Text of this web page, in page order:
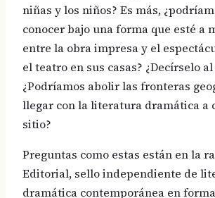
niñas y los niños? Es más,
conocer bajo una forma que esté a
entre la obra impresa y el
el teatro en sus casas? ¿Decírselo
¿Podríamos abolir las fronteras
llegar con la literatura dramática a
sitio?
Preguntas como estas están en la
Editorial, sello independiente de
dramática contemporánea en